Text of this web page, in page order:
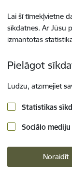
Lai šī tīmekļvietne
sīkdatnes. Ar Jūsu
izmantotas
Pielāgot
Lūdzu, atzīmējiet
Statistikas
Sociālo
Noraidīt